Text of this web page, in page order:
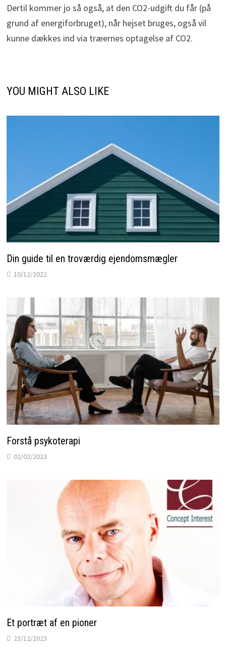
Dertil kommer jo så også, at den CO2-udgift du får (på
grund af energiforbruget), når hejset bruges, også vil
kunne dækkes ind via træernes optagelse af CO2.
YOU MIGHT ALSO LIKE
Din guide til en troværdig ejendomsmægler
10/12/2022
Forstå psykoterapi
02/02/2023
Et portræt af en pioner
23/12/2023